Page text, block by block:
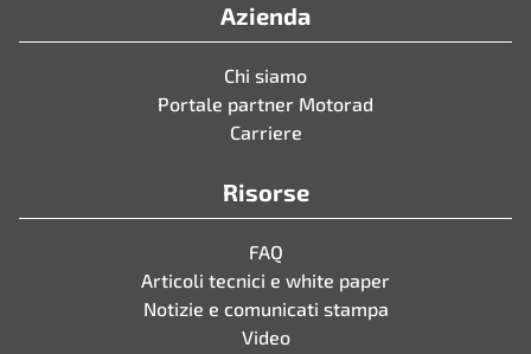
Azienda
Chi siamo
Portale partner Motorad
Carriere
Risorse
FAQ
Articoli tecnici e white paper
Notizie e comunicati stampa
Video